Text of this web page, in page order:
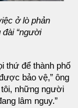
ở lò phản
“người
thứ để thành phố
bảo vệ,” ông
tôi, những người
lâm nguy.”